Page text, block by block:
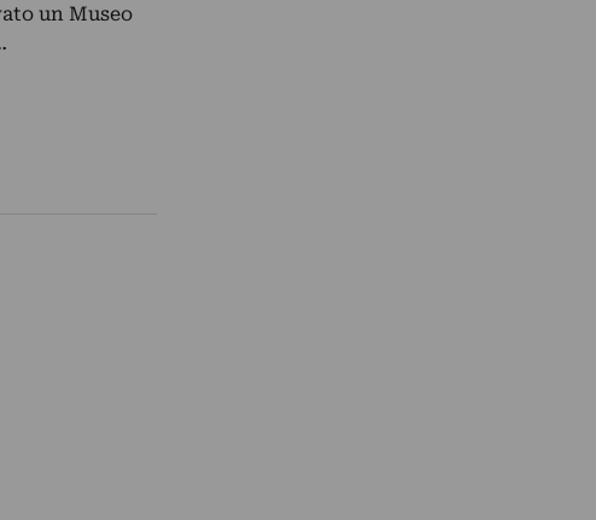
un Museo